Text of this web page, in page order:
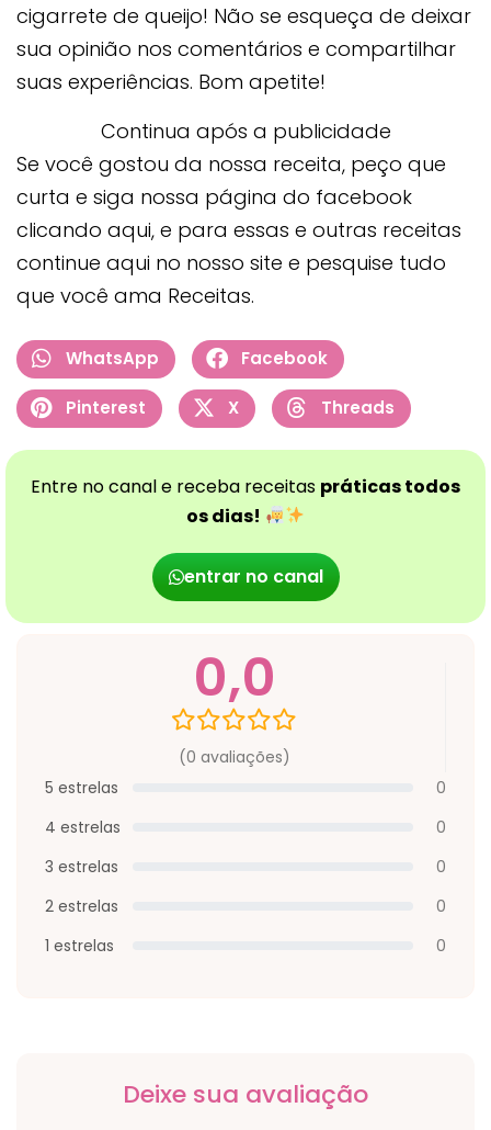
cigarrete de queijo! Não se esqueça de deixar
sua opinião nos comentários e compartilhar
suas experiências. Bom apetite!
Continua após a publicidade
Se você gostou da nossa receita, peço que
curta e siga nossa página do facebook
clicando aqui, e para essas e outras receitas
continue aqui no nosso site e pesquise tudo
que você ama Receitas.
WhatsApp Facebook
Pinterest X Threads
Entre no canal e receba receitas práticas todos
os dias!
entrar no canal
0,0
(0 avaliações)
5 estrelas
0
4 estrelas
0
3 estrelas
0
2 estrelas
0
1 estrelas
0
Deixe sua avaliação